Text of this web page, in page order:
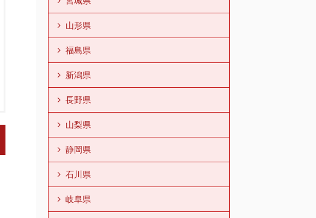
山形県
福島県
新潟県
長野県
山梨県
静岡県
石川県
岐阜県